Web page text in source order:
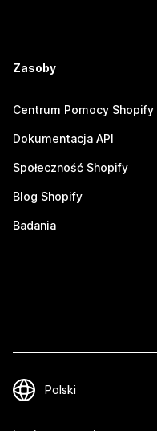
Zasoby
Centrum Pomocy Shopify
Dokumentacja API
Społeczność Shopify
Blog Shopify
Badania